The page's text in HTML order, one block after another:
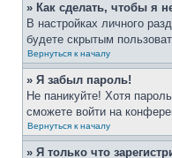
» Как сделать, чтобы я
В настройках личного
будете скрытым
Вернуться к началу
» Я забыл пароль!
Не паникуйте! Хотя
сможете войти на
Вернуться к началу
» Я только что